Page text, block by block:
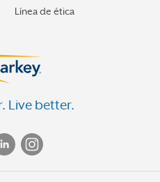
Línea de ética
Live better.